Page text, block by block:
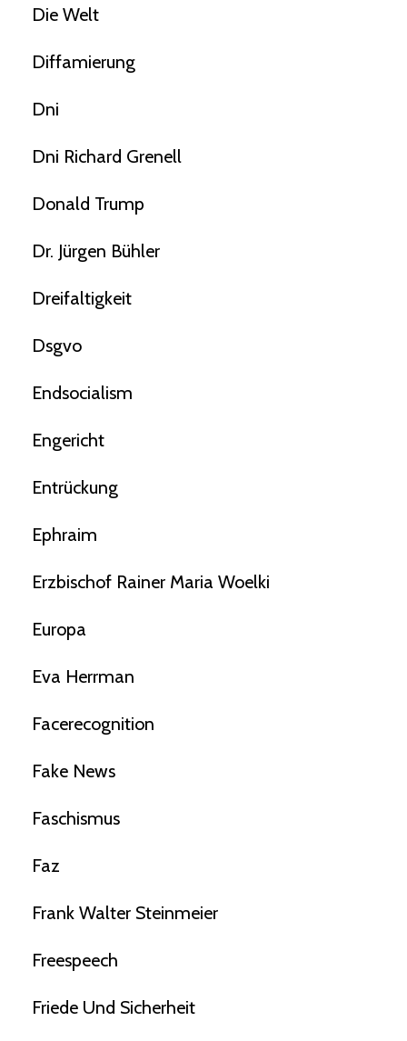
Die Welt
Diffamierung
Dni
Dni Richard Grenell
Donald Trump
Dr. Jürgen Bühler
Dreifaltigkeit
Dsgvo
Endsocialism
Engericht
Entrückung
Ephraim
Erzbischof Rainer Maria Woelki
Europa
Eva Herrman
Facerecognition
Fake News
Faschismus
Faz
Frank Walter Steinmeier
Freespeech
Friede Und Sicherheit